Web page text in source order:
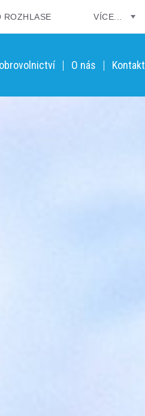
ROZHLASE VÍCE...
O nás Kontakt